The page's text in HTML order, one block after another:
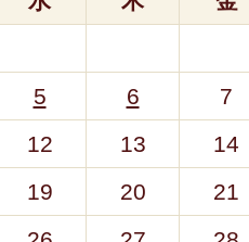
5 6
7
12 13
14
19 20
21